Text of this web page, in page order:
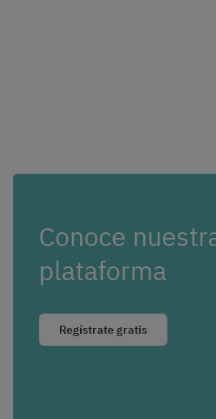
Conoce
plataforma
Regístrate gratis